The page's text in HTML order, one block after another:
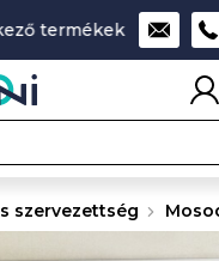
termékek A legjobb
szervezettség